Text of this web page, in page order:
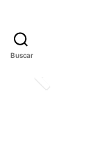
Buscar